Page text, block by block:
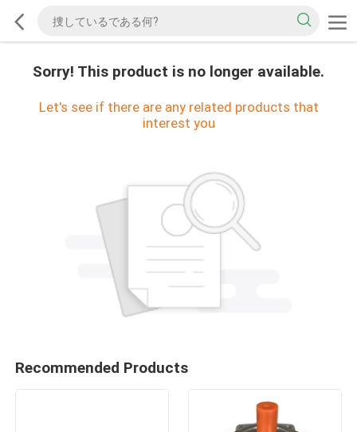
Sorry! This product is no longer available.
Let's see if there are any related products that
interest you
Recommended Products